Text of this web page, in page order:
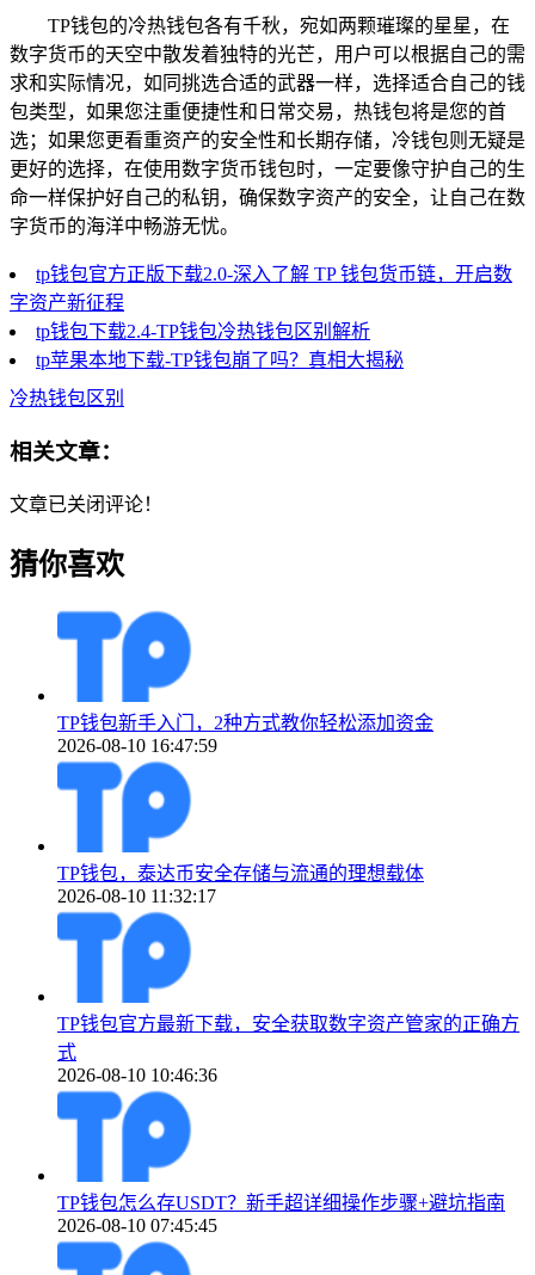
TP钱包的冷热钱包各有千秋，宛如两颗璀璨的星星，在
数字货币的天空中散发着独特的光芒，用户可以根据自己的需
求和实际情况，如同挑选合适的武器一样，选择适合自己的钱
包类型，如果您注重便捷性和日常交易，热钱包将是您的首
选；如果您更看重资产的安全性和长期存储，冷钱包则无疑是
更好的选择，在使用数字货币钱包时，一定要像守护自己的生
命一样保护好自己的私钥，确保数字资产的安全，让自己在数
字货币的海洋中畅游无忧。
tp钱包官方正版下载2.0-深入了解 TP 钱包货币链，开启数
字资产新征程
tp钱包下载2.4-TP钱包冷热钱包区别解析
tp苹果本地下载-TP钱包崩了吗？真相大揭秘
冷热钱包区别
相关文章：
文章已关闭评论！
猜你喜欢
TP钱包新手入门，2种方式教你轻松添加资金
2026-08-10 16:47:59
TP钱包，泰达币安全存储与流通的理想载体
2026-08-10 11:32:17
TP钱包官方最新下载，安全获取数字资产管家的正确方
式
2026-08-10 10:46:36
TP钱包怎么存USDT？新手超详细操作步骤+避坑指南
2026-08-10 07:45:45